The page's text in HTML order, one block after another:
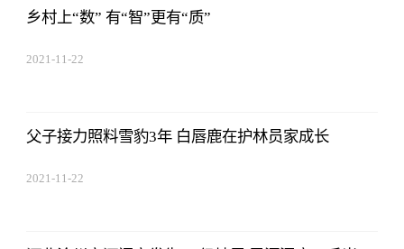
乡村上“数” 有“智”更有“质”
2021-11-22
父子接力照料雪豹3年 白唇鹿在护林员家成长
2021-11-22